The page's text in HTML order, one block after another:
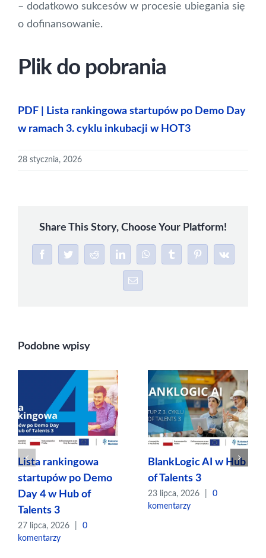
– dodatkowo sukcesów w procesie ubiegania się
o dofinansowanie.
Plik do pobrania
PDF | Lista rankingowa startupów po Demo Day
w ramach 3. cyklu inkubacji w HOT3
28 stycznia, 2026
Share This Story, Choose Your Platform!
FacebookTwitterRedditLinkedInWhatsAppTumblrPinterest
Vk
Email
Podobne wpisy
Lista rankingowa
startupów po Demo
Day 4 w Hub of
Talents 3
27 lipca, 2026
0
komentarzy
BlankLogic AI w Hub
of Talents 3
23 lipca, 2026
0
komentarzy